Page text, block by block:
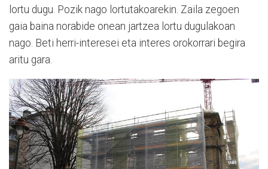
lortu dugu. Pozik nago lortutakoarekin. Zaila zegoen
gaia baina norabide onean jartzea lortu dugulakoan
nago. Beti herri-interesei eta interes orokorrari begira
aritu gara.